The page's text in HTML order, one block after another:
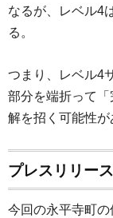
なるが、レベル4
る。
つまり、レベル4
部分を端折って
解を招く可能性が
プレスリリー
今回の永平寺町